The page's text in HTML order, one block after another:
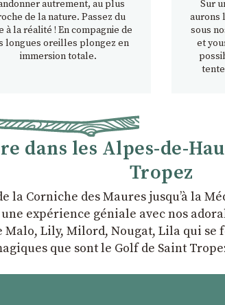
autrement, au plus
de la nature. Passez du
à la réalité ! En compagnie de
longues oreilles plongez en
immersion totale.
Sur
aurons
sous
et
dans les Alpes-de-
Tropez
la Corniche des Maures jusqu’à la
expérience géniale avec nos
Malo, Lily, Milord, Nougat, Lila qui
que sont le Golf de Saint